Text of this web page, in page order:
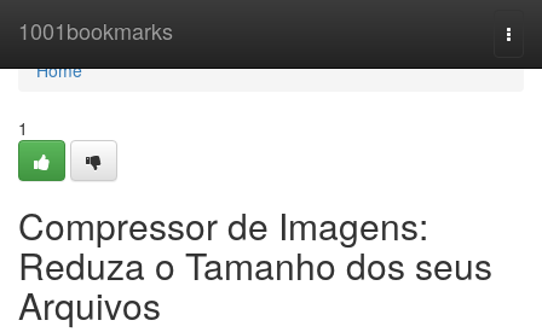
1001bookmarks
Home
Home
1
Compressor de Imagens:
Reduza o Tamanho dos seus
Arquivos